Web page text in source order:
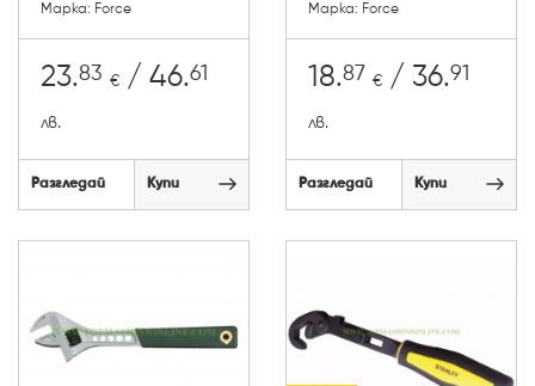
Марка: Force
23.83 € / 46.61
лв.
Разгледай Купи
Марка: Force
18.87 € / 36.91
лв.
Разгледай Купи